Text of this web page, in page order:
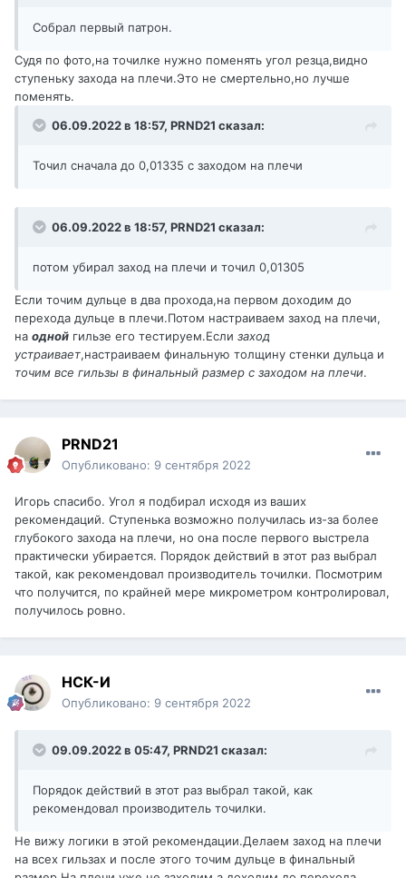
Собрал первый патрон.
Судя по фото,на точилке нужно поменять угол резца,видно
ступеньку захода на плечи.Это не смертельно,но лучше
поменять.
06.09.2022 в 18:57, PRND21 сказал:
Точил сначала до 0,01335 с заходом на плечи
06.09.2022 в 18:57, PRND21 сказал:
потом убирал заход на плечи и точил 0,01305
Если точим дульце в два прохода,на первом доходим до
перехода дульце в плечи.Потом настраиваем заход на плечи,
на одной гильзе его тестируем.Если заход
устраивает,настраиваем финальную толщину стенки дульца и
точим все гильзы в финальный размер с заходом на плечи.
PRND21
Опубликовано: 9 сентября 2022
Игорь спасибо. Угол я подбирал исходя из ваших
рекомендаций. Ступенька возможно получилась из-за более
глубокого захода на плечи, но она после первого выстрела
практически убирается. Порядок действий в этот раз выбрал
такой, как рекомендовал производитель точилки. Посмотрим
что получится, по крайней мере микрометром контролировал,
получилось ровно.
НСК-И
Опубликовано: 9 сентября 2022
09.09.2022 в 05:47, PRND21 сказал:
Порядок действий в этот раз выбрал такой, как
рекомендовал производитель точилки.
Не вижу логики в этой рекомендации.Делаем заход на плечи
на всех гильзах и после этого точим дульце в финальный